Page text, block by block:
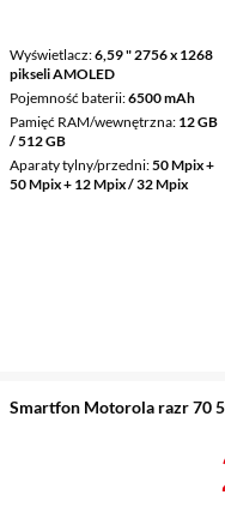
Wyświetlacz 6,59 " 2756 x 1268
pikseli AMOLED
Pojemność baterii 6500 mAh
Pamięć RAM/wewnętrzna 12 GB
/ 512 GB
Aparaty tylny/przedni 50 Mpix +
50 Mpix + 12 Mpix / 32 Mpix
Smartfon Motorola razr 70